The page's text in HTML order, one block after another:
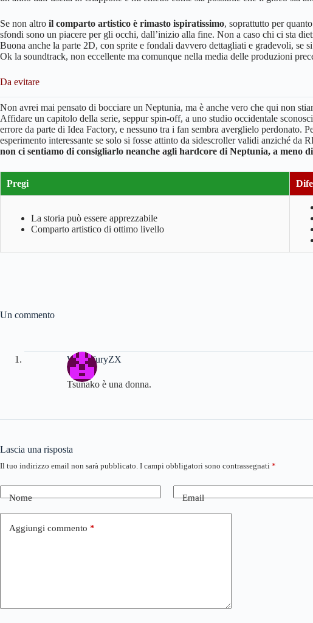
Se non altro il comparto artistico è rimasto ispiratissimo, soprattutto per
sfondi sono un piacere per gli occhi, dall’inizio alla fine. Non a caso chi ci sta
Buona anche la parte 2D, con sprite e fondali davvero dettagliati e gradevoli, se
Ok la soundtrack, non eccellente ma comunque nella media delle produzioni
Da evitare
Non avrei mai pensato di bocciare un Neptunia, ma è anche vero che qui non
Affidare un capitolo della serie, seppur spin-off, a uno studio occidentale
errore da parte di Idea Factory, e nessuno tra i fan sembra averglielo perdonato.
esperimento interessante se solo si fosse attinto da sidescroller validi anziché da
non ci sentiamo di consigliarlo neanche agli hardcore di Neptunia, a meno
Pregi
La storia può essere apprezzabile
Comparto artistico di ottimo livello
Un commento
WinterfuryZX
Tsunako è una donna.
Lascia una risposta
Il tuo indirizzo email non sarà pubblicato. I campi obbligatori sono contrassegnati *
Nome Email
Aggiungi commento *